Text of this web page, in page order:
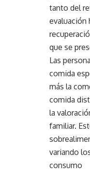
tanto del
evaluación
que se
Las
comida
más la
comida
la
familiar.
variando
consumo